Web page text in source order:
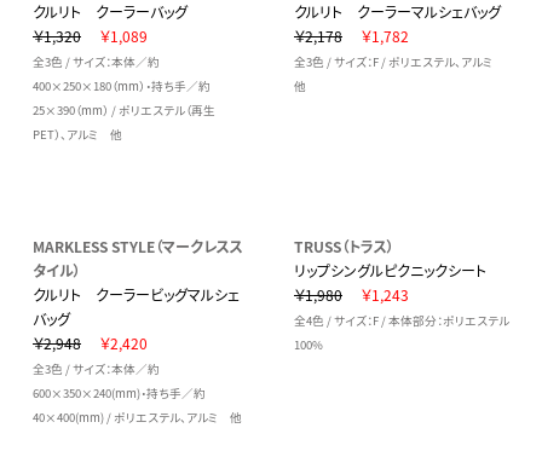
クルリト クーラーバッグ
￥1,320
￥1,089
全3色 / サイズ：本体／約
400×250×180（mm）・持ち手／約
25×390（mm） / ポリエステル（再生
PET）、アルミ 他
クルリト クーラーマルシェバッグ
￥2,178
￥1,782
全3色 / サイズ：F / ポリエステル、アルミ
他
MARKLESS STYLE（マークレスス
タイル）
クルリト クーラービッグマルシェ
バッグ
￥2,948
￥2,420
全3色 / サイズ：本体／約
600×350×240(mm)・持ち手／約
40×400(mm) / ポリエステル、アルミ 他
TRUSS（トラス）
リップシングルピクニックシート
￥1,980
￥1,243
全4色 / サイズ：F / 本体部分：ポリエステル
100%